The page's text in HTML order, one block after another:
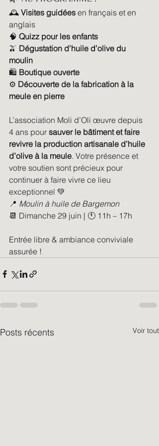
🕰️ Visites guidées en français et en
anglais
🧠 Quizz pour les enfants
🫒 Dégustation d’huile d’olive du
moulin
🛍️ Boutique ouverte
⚙️ Découverte de la fabrication à la
meule en pierre
L’association Moli d’Oli œuvre depuis
4 ans pour sauver le bâtiment et faire
revivre la production artisanale d’huile
d’olive à la meule. Votre présence et
votre soutien sont précieux pour
continuer à faire vivre ce lieu
exceptionnel 💚
📍 Moulin à huile de Bargemon
📆 Dimanche 29 juin | 🕚 11h – 17h
Entrée libre & ambiance conviviale
assurée !
Posts récents Voir tout